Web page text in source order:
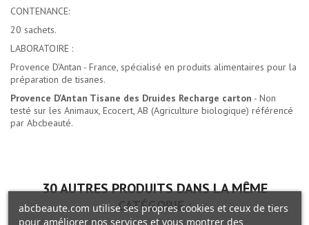
CONTENANCE:
20 sachets.
LABORATOIRE :
Provence D'Antan - France, spécialisé en produits alimentaires pour la
préparation de tisanes.
Provence D'Antan Tisane des Druides Recharge carton - Non
testé sur les Animaux, Ecocert, AB (Agriculture biologique) référencé
par Abcbeauté.
30 AUTRES PRODUITS DANS LA MÊME
CATÉGORIE :
abcbeaute.com utilise ses propres cookies et ceux de tiers
pour améliorer nos services et vous montrer des